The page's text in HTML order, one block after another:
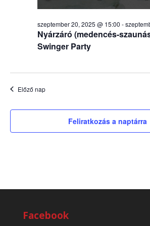
Nyárzáró (medencés-
Swinger Party
szeptember 20, 2025 @ 15:00 -
Előző nap
Feliratkozás a naptárra
Facebook